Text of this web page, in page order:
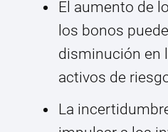
El aumento de
los bonos
disminución en
activos de
La